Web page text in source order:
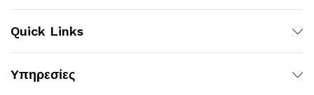
Quick Links
Υπηρεσίες